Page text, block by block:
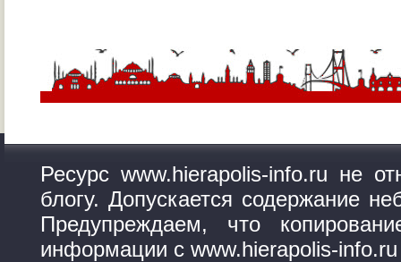
Ресурс www.hierapolis-info.ru не
блогу. Допускается содержание
Предупреждаем, что
информации с www.hierapolis-info.ru